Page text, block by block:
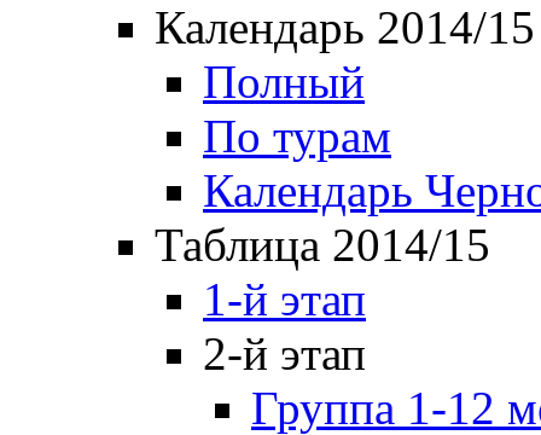
Календарь 2014/15
Полный
По турам
Календарь
Таблица 2014/15
1-й этап
2-й этап
Группа 1-12